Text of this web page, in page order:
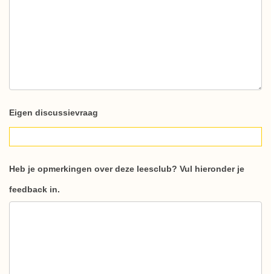
Eigen discussievraag
Heb je opmerkingen over deze leesclub? Vul hieronder je
feedback in.